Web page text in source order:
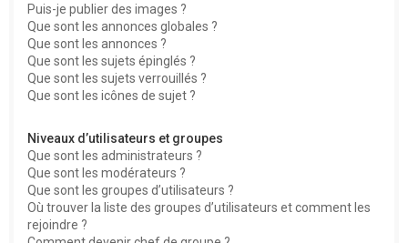
Puis-je publier des images ?
Que sont les annonces globales ?
Que sont les annonces ?
Que sont les sujets épinglés ?
Que sont les sujets verrouillés ?
Que sont les icônes de sujet ?
Niveaux d’utilisateurs et groupes
Que sont les administrateurs ?
Que sont les modérateurs ?
Que sont les groupes d’utilisateurs ?
Où trouver la liste des groupes d’utilisateurs et comment les
rejoindre ?